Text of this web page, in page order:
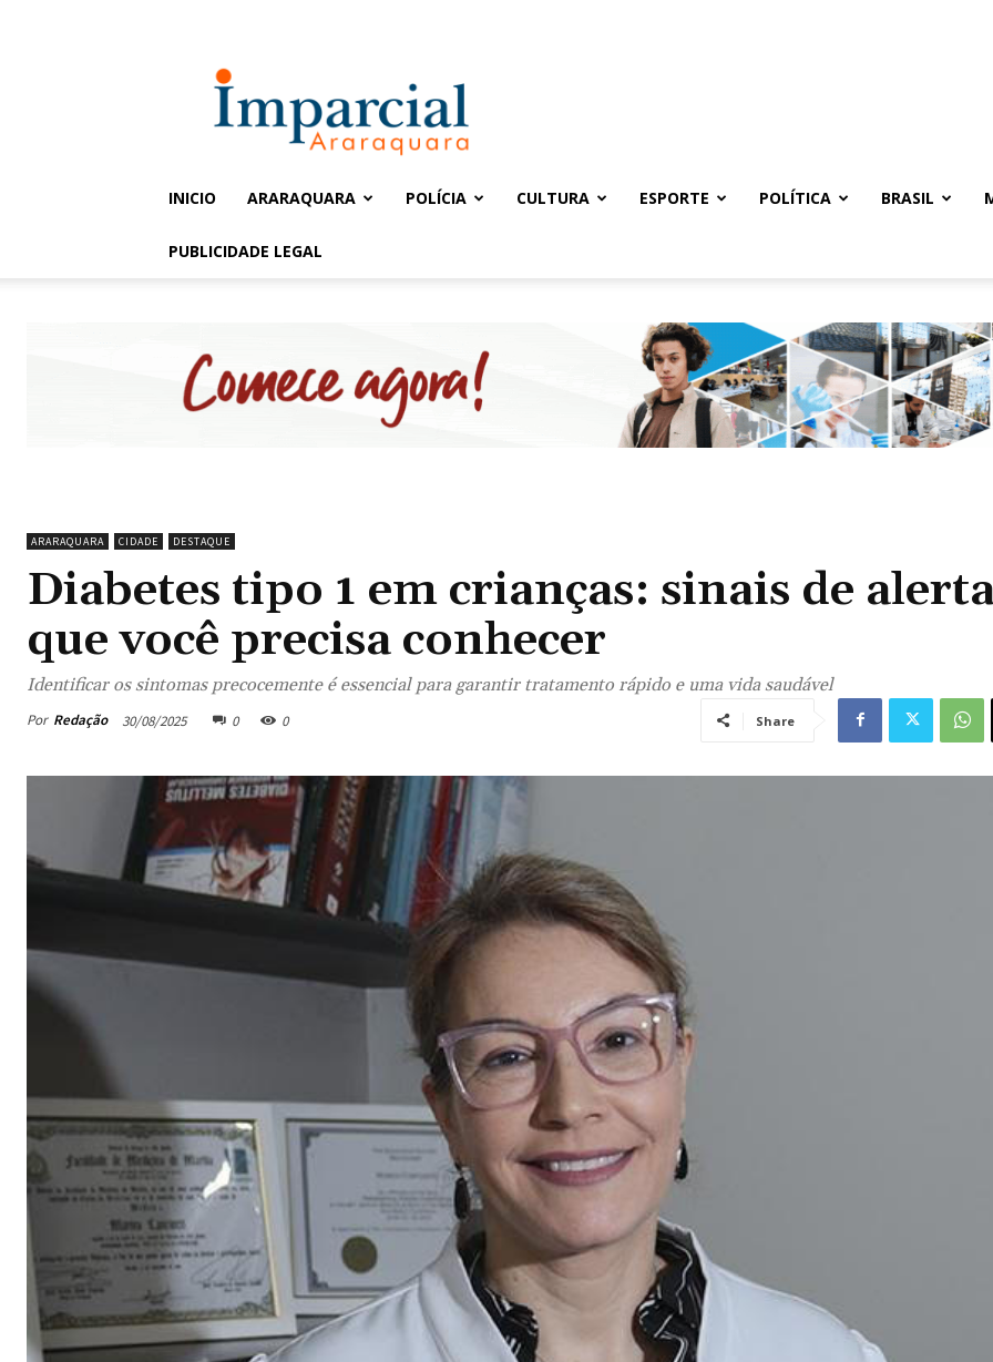
Imparcial
INICIO ARARAQUARA POLÍCIA CULTURA ESPORTE POLÍTICA BRASIL
PUBLICIDADE LEGAL
ARARAQUARA CIDADE DESTAQUE
Diabetes tipo 1 em crianças: sinais de
que você precisa conhecer
Identificar os sintomas precocemente é essencial para garantir tratamento rápido e uma vida saudável
Por Redação 30/08/2025 0 0 Share